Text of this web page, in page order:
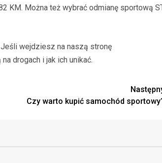
KM. Można też wybrać odmianę sportową
wejdziesz na naszą stronę
drogach i jak ich unikać.
Czy warto kupić samochód